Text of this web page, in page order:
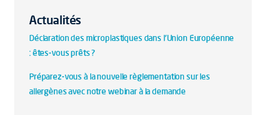
Actualités
Déclaration des microplastiques dans l'Union Européenne
: êtes-vous prêts ?
Préparez-vous à la nouvelle règlementation sur les
allergènes avec notre webinar à la demande